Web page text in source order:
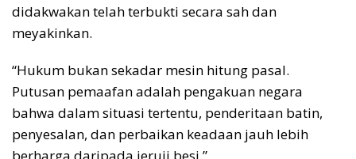
didakwakan telah terbukti secara sah dan
meyakinkan.
“Hukum bukan sekadar mesin hitung pasal.
Putusan pemaafan adalah pengakuan negara
bahwa dalam situasi tertentu, penderitaan batin,
penyesalan, dan perbaikan keadaan jauh lebih
berharga daripada jeruji besi.”